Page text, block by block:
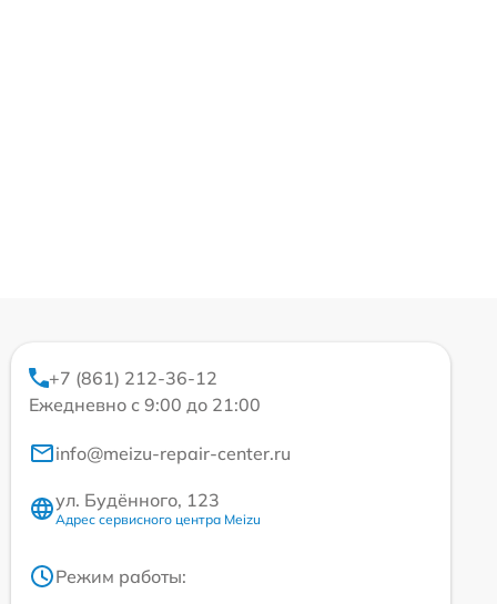
+7 (861) 212-36-12
Ежедневно с 9:00 до 21:00
info@meizu-repair-center.ru
ул. Будённого, 123
Адрес сервисного центра Meizu
Режим работы: